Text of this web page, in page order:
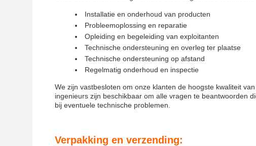
Installatie en onderhoud van producten
Probleemoplossing en reparatie
Opleiding en begeleiding van exploitanten
Technische ondersteuning en overleg ter plaatse
Technische ondersteuning op afstand
Regelmatig onderhoud en inspectie
We zijn vastbesloten om onze klanten de hoogste kwaliteit
ingenieurs zijn beschikbaar om alle vragen te beantwoorden
bij eventuele technische problemen.
Verpakking en verzending: